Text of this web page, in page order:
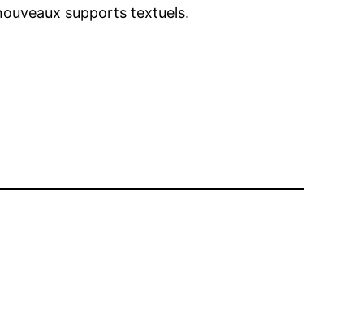
supports textuels.